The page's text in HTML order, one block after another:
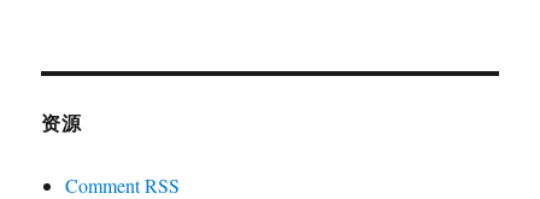
资源
Comment RSS